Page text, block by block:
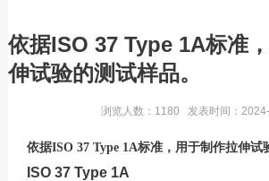
客户案例
联系我们
服务热线：
依据ISO 37 Type 1A标准
伸试验的测试样品。
浏览人数：1180 发表时间：
依据ISO 37 Type 1A标准，用于制作拉伸试
ISO 37 Type 1A